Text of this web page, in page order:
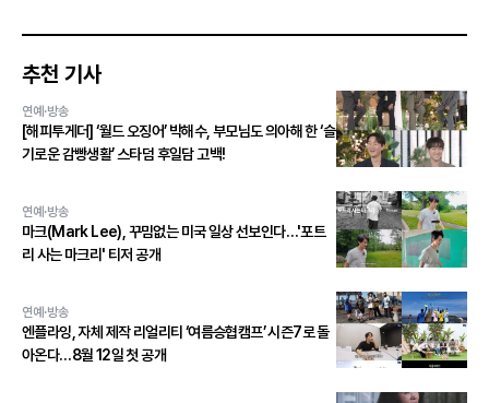
추천 기사
연예·방송
[해피투게더] ‘월드 오징어’ 박해수, 부모님도 의아해 한 ‘슬
기로운 감빵생활’ 스타덤 후일담 고백!
연예·방송
마크(Mark Lee), 꾸밈없는 미국 일상 선보인다…'포트
리 사는 마크리' 티저 공개
연예·방송
엔플라잉, 자체 제작 리얼리티 ‘여름승협캠프’ 시즌7로 돌
아온다…8월 12일 첫 공개